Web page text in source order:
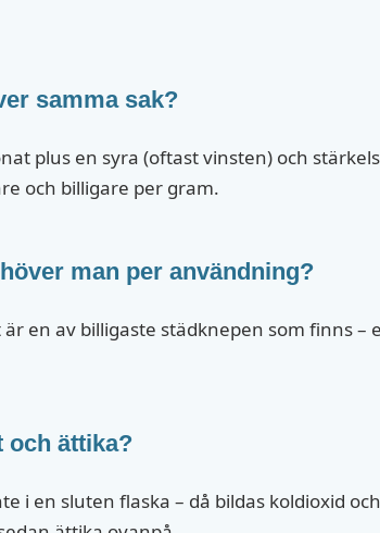
samma sak?
plus en syra (oftast vinsten) och
och billigare per gram.
man per användning?
en av billigaste städknepen som finns –
och ättika?
i en sluten flaska – då bildas koldioxid